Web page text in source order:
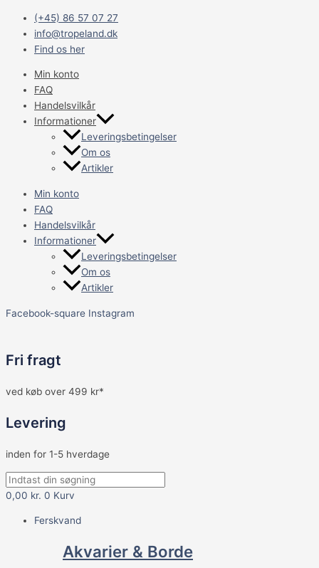
indholdet
(+45) 86 57 07 27
info@tropeland.dk
Find os her
Min konto
FAQ
Handelsvilkår
Informationer
Leveringsbetingelser
Om os
Artikler
Min konto
FAQ
Handelsvilkår
Informationer
Leveringsbetingelser
Om os
Artikler
Facebook-square Instagram
Fri fragt
ved køb over 499 kr*
Levering
inden for 1-5 hverdage
0,00 kr. 0 Kurv
Menu
Ferskvand
Akvarier & Borde
Ultimate
5
kg.
antal